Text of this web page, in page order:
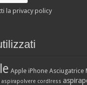
la privacy policy
Apple iPhone Asciugatrice
aspirapolvere cordlress